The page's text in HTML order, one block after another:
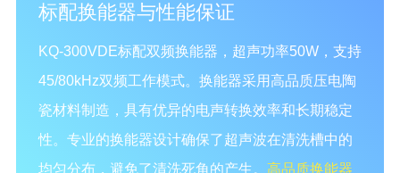
标配换能器与性能保证
KQ-300VDE标配双频换能器，超声功率50W，支持
45/80kHz双频工作模式。换能器采用高品质压电陶
瓷材料制造，具有优异的电声转换效率和长期稳定
性。专业的换能器设计确保了超声波在清洗槽中的
均匀分布，避免了清洗死角的产生。 高品质换能器